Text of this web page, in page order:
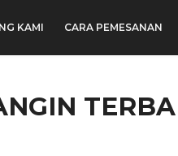
KAMI CARA PEMESANAN